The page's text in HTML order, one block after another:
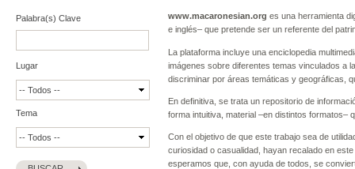
Palabra(s) Clave
Lugar
Tema
www.macaronesian.org es una herramienta
e inglés– que pretende ser un referente del
La plataforma incluye una enciclopedia
imágenes sobre diferentes temas vinculados a
discriminar por áreas temáticas y geográficas,
En definitiva, se trata un repositorio de
forma intuitiva, material –en distintos formatos–
Con el objetivo de que este trabajo sea de
curiosidad o casualidad, hayan recalado en
esperamos que, con ayuda de todos, se